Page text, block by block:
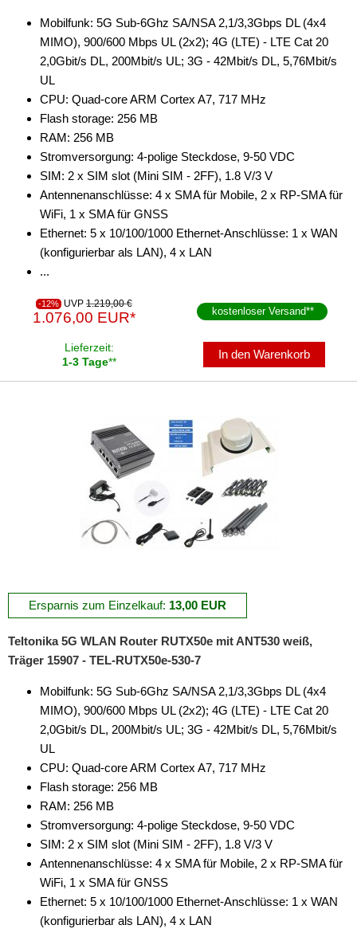
Mobilfunk: 5G Sub-6Ghz SA/NSA 2,1/3,3Gbps DL (4x4
MIMO), 900/600 Mbps UL (2x2); 4G (LTE) - LTE Cat 20
2,0Gbit/s DL, 200Mbit/s UL; 3G - 42Mbit/s DL, 5,76Mbit/s
UL
CPU: Quad-core ARM Cortex A7, 717 MHz
Flash storage: 256 MB
RAM: 256 MB
Stromversorgung: 4-polige Steckdose, 9-50 VDC
SIM: 2 x SIM slot (Mini SIM - 2FF), 1.8 V/3 V
Antennenanschlüsse: 4 x SMA für Mobile, 2 x RP-SMA für
WiFi, 1 x SMA für GNSS
Ethernet: 5 x 10/100/1000 Ethernet-Anschlüsse: 1 x WAN
(konfigurierbar als LAN), 4 x LAN
...
-12% UVP 1.219,00 €
1.076,00 EUR* kostenloser Versand**
Lieferzeit:
1-3 Tage**
In den Warenkorb
Ersparnis zum Einzelkauf: 13,00 EUR
Teltonika 5G WLAN Router RUTX50e mit ANT530 weiß,
Träger 15907 - TEL-RUTX50e-530-7
Mobilfunk: 5G Sub-6Ghz SA/NSA 2,1/3,3Gbps DL (4x4
MIMO), 900/600 Mbps UL (2x2); 4G (LTE) - LTE Cat 20
2,0Gbit/s DL, 200Mbit/s UL; 3G - 42Mbit/s DL, 5,76Mbit/s
UL
CPU: Quad-core ARM Cortex A7, 717 MHz
Flash storage: 256 MB
RAM: 256 MB
Stromversorgung: 4-polige Steckdose, 9-50 VDC
SIM: 2 x SIM slot (Mini SIM - 2FF), 1.8 V/3 V
Antennenanschlüsse: 4 x SMA für Mobile, 2 x RP-SMA für
WiFi, 1 x SMA für GNSS
Ethernet: 5 x 10/100/1000 Ethernet-Anschlüsse: 1 x WAN
(konfigurierbar als LAN), 4 x LAN